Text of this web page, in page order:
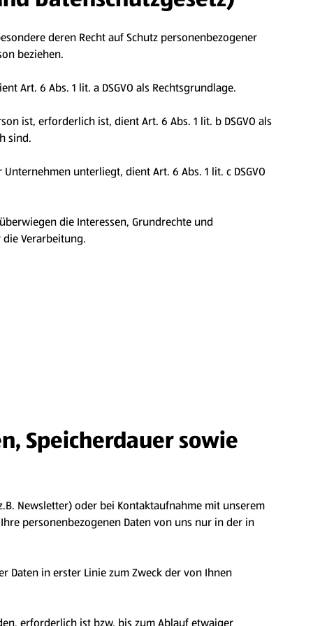
deren Recht auf Schutz personenbezogener
beziehen.
Art. 6 Abs. 1 lit. a DSGVO als Rechtsgrundlage.
ist, erforderlich ist, dient Art. 6 Abs. 1 lit. b DSGVO als
sind.
unterliegt, dient Art. 6 Abs. 1 lit. c DSGVO
die Interessen, Grundrechte und
Verarbeitung.
Speicherdauer sowie
Newsletter) oder bei Kontaktaufnahme mit unserem
personenbezogenen Daten von uns nur in der in
Daten in erster Linie zum Zweck der von Ihnen